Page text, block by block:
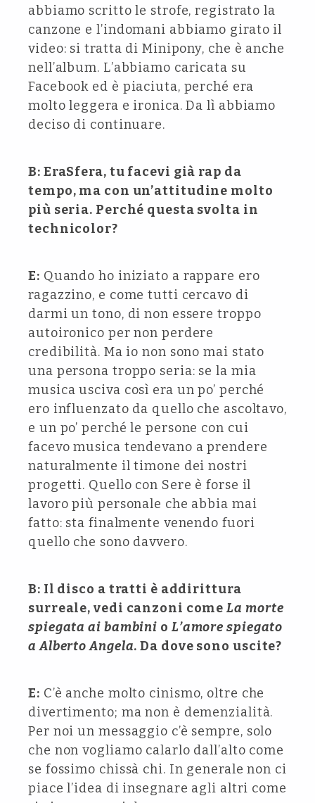
abbiamo scritto le strofe, registrato la
canzone e l’indomani abbiamo girato il
video: si tratta di Minipony, che è anche
nell’album. L’abbiamo caricata su
Facebook ed è piaciuta, perché era
molto leggera e ironica. Da lì abbiamo
deciso di continuare.
B: EraSfera, tu facevi già rap da
tempo, ma con un’attitudine molto
più seria. Perché questa svolta in
technicolor?
E: Quando ho iniziato a rappare ero
ragazzino, e come tutti cercavo di
darmi un tono, di non essere troppo
autoironico per non perdere
credibilità. Ma io non sono mai stato
una persona troppo seria: se la mia
musica usciva così era un po’ perché
ero influenzato da quello che ascoltavo,
e un po’ perché le persone con cui
facevo musica tendevano a prendere
naturalmente il timone dei nostri
progetti. Quello con Sere è forse il
lavoro più personale che abbia mai
fatto: sta finalmente venendo fuori
quello che sono davvero.
B: Il disco a tratti è addirittura
surreale, vedi canzoni comeLa morte
spiegata ai bambini o L’amore spiegato
a Alberto Angela. Da dove sono uscite?
E: C’è anche molto cinismo, oltre che
divertimento; ma non è demenzialità.
Per noi un messaggio c’è sempre, solo
che non vogliamo calarlo dall’alto come
se fossimo chissà chi. In generale non ci
piace l’idea di insegnare agli altri come